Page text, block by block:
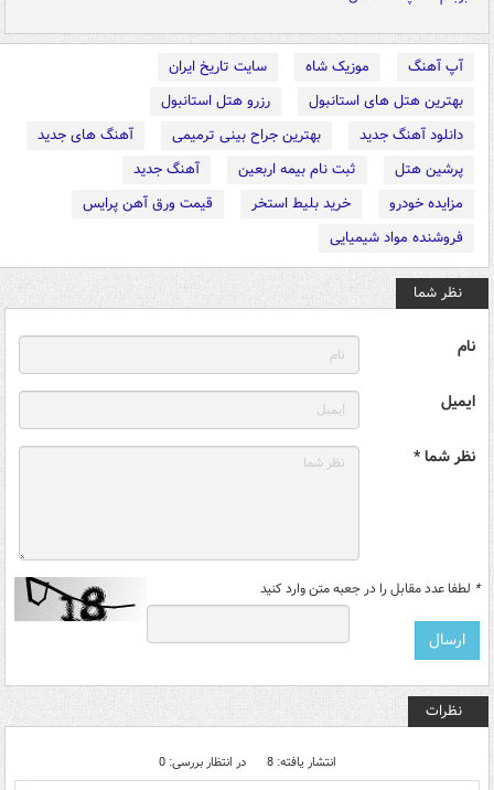
آپ آهنگ موزیک شاه
سایت تاریخ ایران
بهترین هتل های استانبول
رزرو هتل استانبول
دانلود آهنگ جدید
بهترین جراح بینی ترمیمی
آهنگ های جدید
پرشین هتل
ثبت نام بیمه اربعین
آهنگ جدید
مزایده خودرو
خرید بلیط استخر
قیمت ورق آهن پرایس
فروشنده مواد شیمیایی
نظر شما
نام
ایمیل
نظر شما *
* لطفا عدد مقابل را در جعبه متن وارد کنید
نظرات
انتشار یافته: 8 در انتظار بررسی: 0